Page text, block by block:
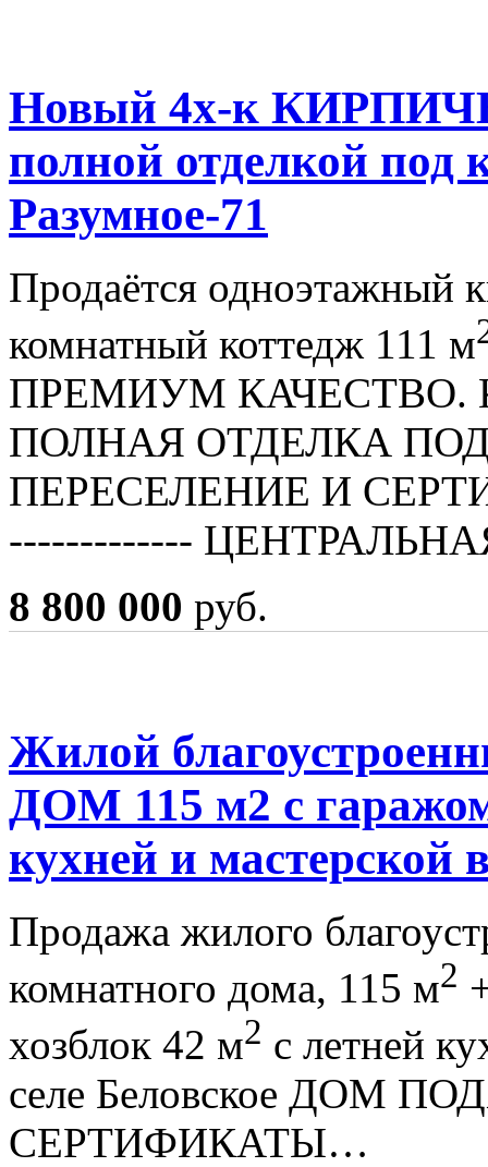
Новый 4х-к
полной отделкой под
Разумное-71
Продаётся одноэтажный
комнатный коттедж 111 м
ПРЕМИУМ
ПОЛНАЯ ОТДЕЛКА
ПЕРЕСЕЛЕНИЕ И
-------------
8 800 000 руб.
Жилой
ДОМ 115 м2 с
кухней и мастерской
Продажа жилого
комнатного дома, 115 м2
хозблок 42 м2 с летней
селе Беловское ДОМ
СЕРТИФИКАТЫ…